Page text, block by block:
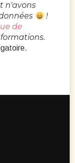
n'avons
!
de